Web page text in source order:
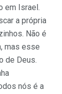
em Israel.
a própria
Não é
mas esse
de Deus.
nós é a